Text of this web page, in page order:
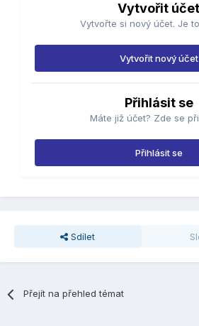
Vytvořit účet
Vytvořte si nový účet. Je
Vytvořit nový účet
Přihlásit se
Máte již účet? Zde se
Přihlásit se
Sdílet
Přejít na přehled témat